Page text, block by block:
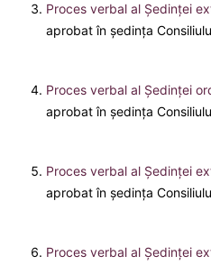
Proces verbal al Şedinţei
aprobat în ședința
Proces verbal al Şedinţei
aprobat în ședința
Proces verbal al Şedinţei
aprobat în ședința
Proces verbal al Şedinţei